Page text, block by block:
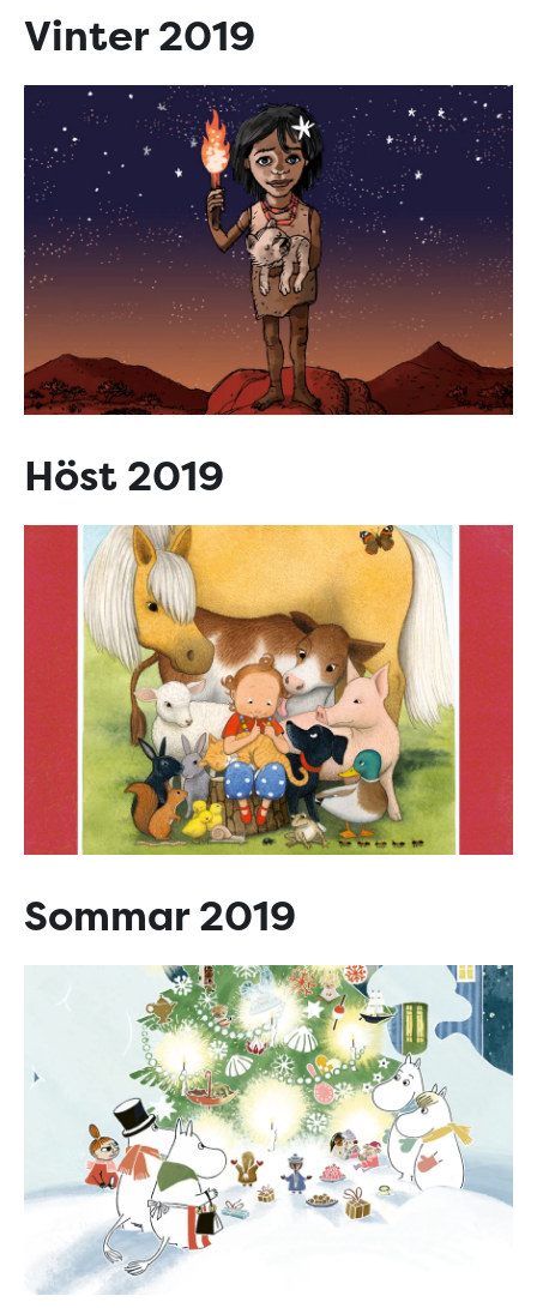
Vinter 2019
Höst 2019
Sommar 2019